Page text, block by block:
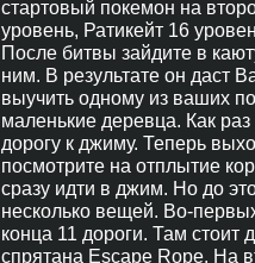
стартовый покемон на
уровень, Ратикейт 16
После битвы зайдите в
ним. В результате он даст
выучить одному из ваших
маленькие деревца. Как
дорогу к джиму. Теперь
посмотрите на отплытие
сразу идти в джим. Но до
несколько вещей. Во-
конца 11 дороги. Там
спрятана Escape Rope. На